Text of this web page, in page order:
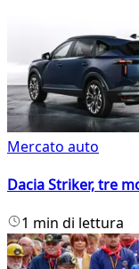
Mercato auto
Dacia Striker, tre
1 min di lettura